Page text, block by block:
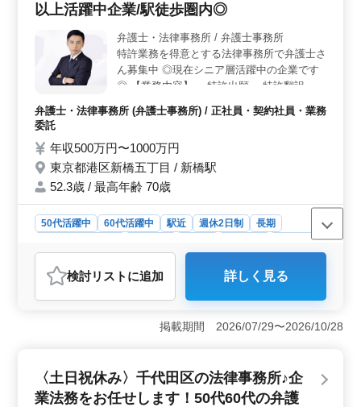
を担当しています。弁護士経験が10年以上を急募中で
とで寄り添った対応ができることがやりがいです。
＜充実の給与と福利厚生＞ 給与は年収400万円〜1400
万円程度、実費支給の通勤手当、社会保険完備、弁護士
費用事務所負担可能など福利厚生面も完備。週5日勤務で
います。
以上活躍中企業/駅徒歩圏内◎
弁護士・法律事務所 / 弁護士事務所
特許業務を得意とする法律事務所で弁護士さ
ん募集中 ◎現在シニア層活躍中の企業です
◎ 【業務内容】 ・特許出願 ・特許翻訳 ・
護士さんのご応募お待ちしております！
弁護士・法律事務所 (弁護士事務所) / 正社員・契約社員・業務
委託
年収500万円〜1000万円
東京都港区新橋五丁目 / 新橋駅
52.3歳 / 最高年齢 70歳
50代活躍中 60代活躍中 駅近 週休2日制
長期
業務委託
おすすめポイント
＜特許事務に強い弁護士募集＞ 東京都港区新橋に位置
する特許業務に特化した法律事務所で、特許事務に強い
弁護士を募集しています。特許出願や特許翻訳、出願相
える仕事です。 ＜シニア層活躍中の環境＞ シニア
層が活躍中の企業であり、経験豊富な方々が活躍してい
検討リスト に追加 詳しく見る
掲載期間 2026/07/29〜2026/10/28
〈土日祝休み〉千代田区の法律事務所♪企
業法務をお任せします！50代60代の弁護